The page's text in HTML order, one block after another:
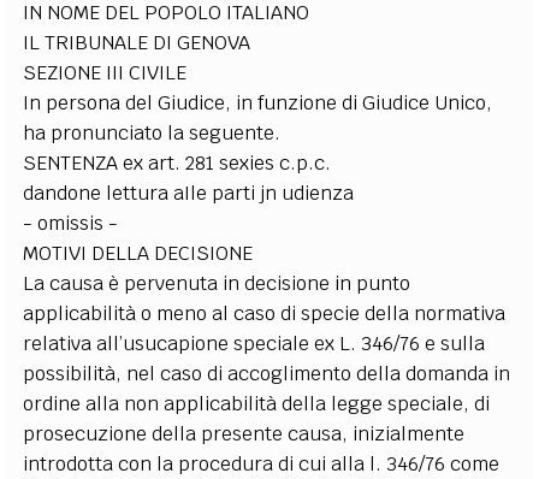
IN NOME DEL POPOLO ITALIANO
IL TRIBUNALE DI GENOVA
SEZIONE III CIVILE
In persona del Giudice, in funzione di Giudice Unico,
ha pronunciato la seguente.
SENTENZA ex art. 281 sexies c.p.c.
dandone lettura aIle parti jn udienza
- omissis -
MOTIVI DELLA DECISIONE
La causa è pervenuta in decisione in punto
applicabilità o meno al caso di specie della normativa
relativa all’usucapione speciale ex L. 346/76 e sulla
possibilità, nel caso di accoglimento della domanda in
ordine alla non applicabilità della legge speciale, di
prosecuzione della presente causa, inizialmente
introdotta con la procedura di cui alla l. 346/76 come